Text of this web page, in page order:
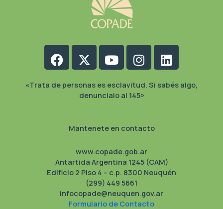
Facebook
X-
twitter
YoutubeInstagram
Linkedin
«Trata de personas es esclavitud. Si sabés algo,
denuncialo al 145»
Mantenete en contacto
www.copade.gob.ar
Antartida Argentina 1245 (CAM)
Edificio 2 Piso 4 – c.p. 8300 Neuquén
(299) 449 5661
infocopade@neuquen.gov.ar
Formulario de Contacto